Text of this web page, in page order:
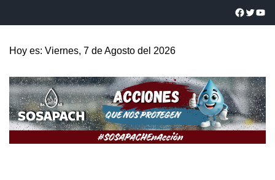
Hoy es: Viernes, 7 de Agosto del 2026